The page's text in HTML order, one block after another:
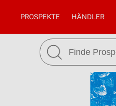
PROSPEKTE HÄNDLER